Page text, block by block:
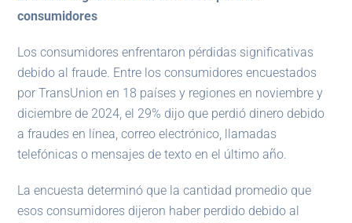
consumidores
Los consumidores enfrentaron pérdidas significativas
debido al fraude. Entre los consumidores encuestados
por TransUnion en 18 países y regiones en noviembre y
diciembre de 2024, el 29% dijo que perdió dinero debido
a fraudes en línea, correo electrónico, llamadas
telefónicas o mensajes de texto en el último año.
La encuesta determinó que la cantidad promedio que
esos consumidores dijeron haber perdido debido al